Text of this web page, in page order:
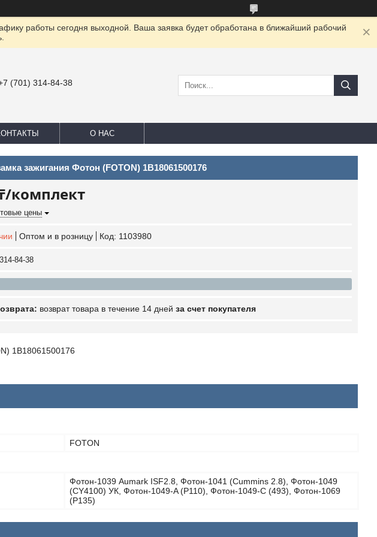
работы сегодня выходной. Ваша заявка будет обработана в ближайший рабочий
(701) 314-84-38
О НАС
зажигания Фотон (FOTON) 1B18061500176
комплект
цены
Оптом и в розницу Код: 1103980
84-38
возврат товара в течение 14 дней за счет покупателя
1B18061500176
FOTON
Фотон-1039 Aumark ISF2.8, Фотон-1041 (Cummins 2.8), Фотон-1049
(CY4100) УК, Фотон-1049-A (P110), Фотон-1049-C (493), Фотон-1069
(P135)